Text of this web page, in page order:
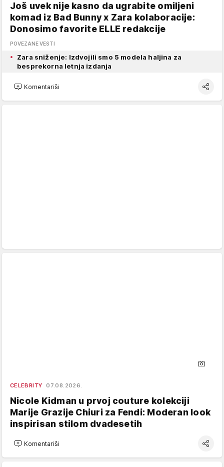
Još uvek nije kasno da ugrabite omiljeni
komad iz Bad Bunny x Zara kolaboracije:
Donosimo favorite ELLE redakcije
POVEZANE VESTI
Zara sniženje: Izdvojili smo 5 modela haljina za
besprekorna letnja izdanja
Komentariši
CELEBRITY 07.08.2026.
Nicole Kidman u prvoj couture kolekciji
Marije Grazije Chiuri za Fendi: Moderan look
inspirisan stilom dvadesetih
Komentariši